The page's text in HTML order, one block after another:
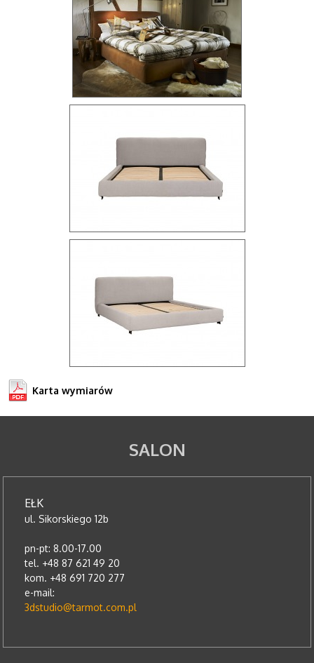
Karta wymiarów
SALON
EŁK
ul. Sikorskiego 12b
pn-pt: 8.00-17.00
tel. +48 87 621 49 20
kom. +48 691 720 277
e-mail:
3dstudio@tarmot.com.pl